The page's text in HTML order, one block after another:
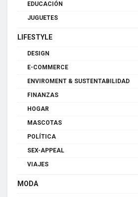
EDUCACIÓN
JUGUETES
LIFESTYLE
DESIGN
E-COMMERCE
ENVIROMENT & SUSTENTABILIDAD
FINANZAS
HOGAR
MASCOTAS
POLÍTICA
SEX-APPEAL
VIAJES
MODA